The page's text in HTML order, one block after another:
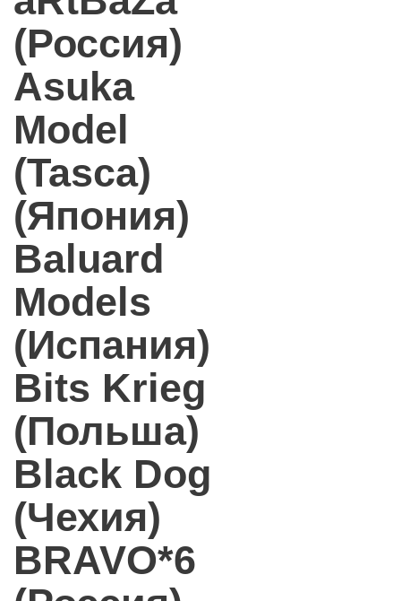
(Россия)
Asuka
Model
(Tasca)
(Япония)
Baluard
Models
(Испания)
Bits Krieg
(Польша)
Black Dog
(Чехия)
BRAVO*6